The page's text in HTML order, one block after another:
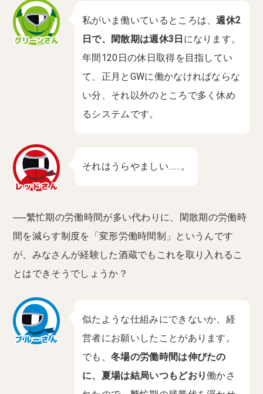
私がいま働いているところは、週休2
日で、閑散期は週休3日 になります。
年間120日の休日取得を目指してい
て、正月とGWに働かなければならな
い分、それ以外のところで多く休め
るシステムです。
それはうらやましい……。
──繁忙期の労働時間が多い代わりに、閑散期の労働時
間を減らす制度を「変形労働時間制」というんです
が、みなさんが経験した酒蔵でもこれを取り入れるこ
とはできそうでしょうか？
似たような仕組みにできないか、経
営者にお願いしたことがあります。
でも、 冬場の労働時間は伸びたの
に、夏場は結局いつもどおり働かさ